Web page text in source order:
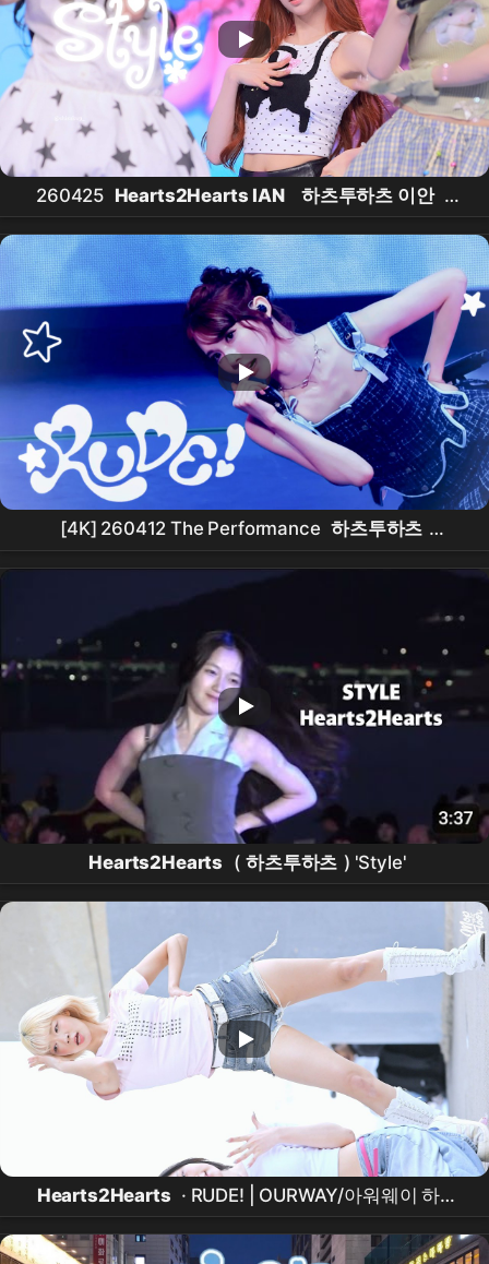
260425 Hearts2Hearts IAN 하츠투하츠 이안 -
'STYLE' 직캠 @WIEA
[4K] 260412 The Performance 하츠투하츠
Hearts2Hearts
지우 Jiwoo - RUDE! Japanese
Ver직캠 fancam
Hearts2Hearts ( 하츠투하츠 ) 'Style'
Hearts2Hearts · RUDE! | OURWAY/아워웨이 하림
직캠 | 260412 | 4K60p